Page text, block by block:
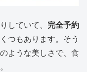
していて、 完全予約
つもあります。そう
ような美しさで、食